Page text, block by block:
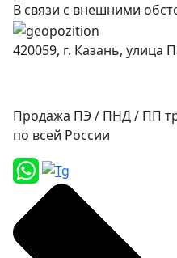
В связи с внешними
420059, г. Казань, улица
Продажа ПЭ / ПНД / ПП
по всей России